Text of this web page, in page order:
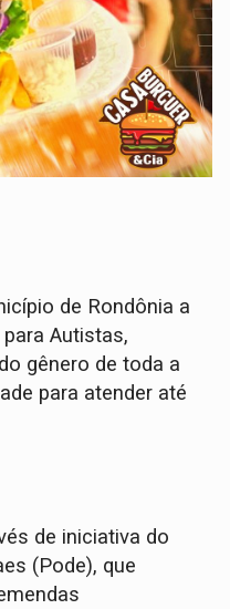
de Rondônia a
Autistas,
gênero de toda a
para atender até
de iniciativa do
(Pode), que